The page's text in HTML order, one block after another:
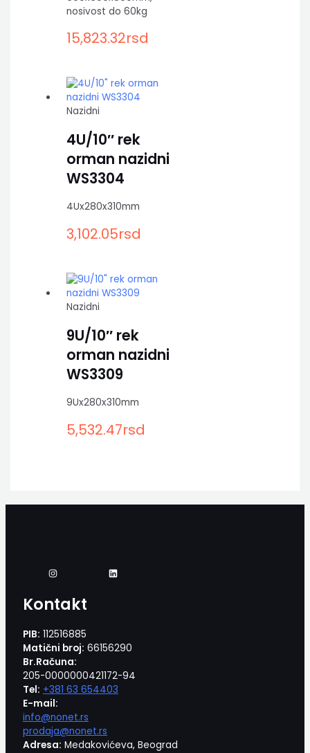
nosivost do 60kg
15,823.32rsd
Nazidni
4U/10″ rek
orman nazidni
WS3304
4Ux280x310mm
3,102.05rsd
Nazidni
9U/10″ rek
orman nazidni
WS3309
9Ux280x310mm
5,532.47rsd
Kontakt
PIB: 112516885
Matični broj: 66156290
Br.Računa:
205-0000000421172-94
Tel: +381 63 654403
E-mail:
info@nonet.rs
prodaja@nonet.rs
Adresa: Medakovićeva, Beograd